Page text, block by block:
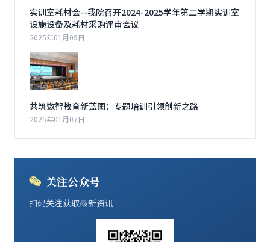
实训室耗材会--我院召开2024-2025学年第二学期实训室
设施设备及耗材采购评审会议
2025年01月09日
共筑数智教育新蓝图：专题培训引领创新之路
2025年01月07日
关注公众号
扫码关注获取最新资讯